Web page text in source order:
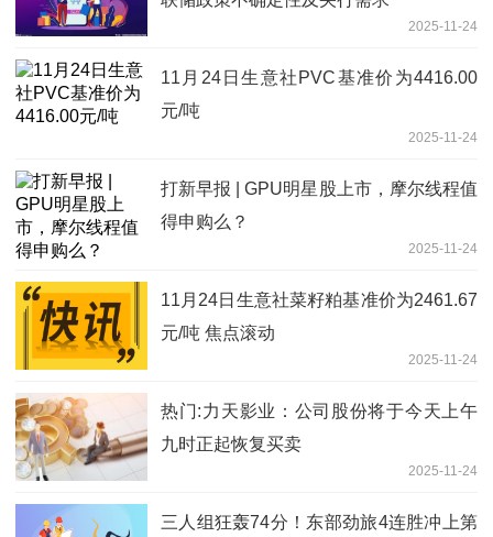
2025-11-24
11月24日生意社PVC基准价为4416.00
元/吨
2025-11-24
打新早报 | GPU明星股上市，摩尔线程值
得申购么？
2025-11-24
11月24日生意社菜籽粕基准价为2461.67
元/吨 焦点滚动
2025-11-24
热门:力天影业：公司股份将于今天上午
九时正起恢复买卖
2025-11-24
三人组狂轰74分！东部劲旅4连胜冲上第